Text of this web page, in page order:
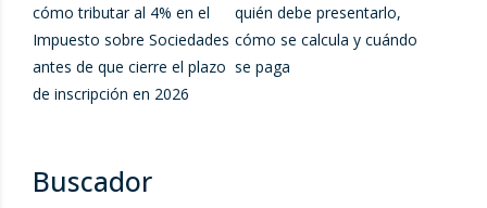
cómo tributar al 4% en el
Impuesto sobre Sociedades
antes de que cierre el plazo
de inscripción en 2026
quién debe presentarlo,
cómo se calcula y cuándo
se paga
Buscador